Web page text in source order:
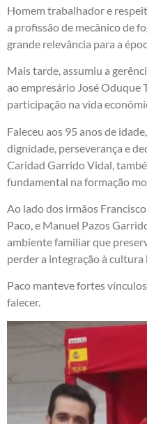
Homem trabalhador e
a profissão de mecânico de
grande relevância para a
Mais tarde, assumiu a
ao empresário José Oduque
participação na vida
Faleceu aos 95 anos de
dignidade, perseverança e
Caridad Garrido Vidal,
fundamental na formação
Ao lado dos irmãos
Paco, e Manuel Pazos
ambiente familiar que
perder a integração à cultura
Paco manteve fortes
falecer.